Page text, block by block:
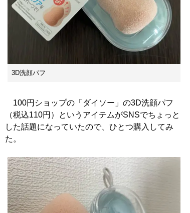
3D洗顔パフ
100円ショップの「ダイソー」の3D洗顔パフ
（税込110円）というアイテムがSNSでちょっと
した話題になっていたので、ひとつ購入してみ
た。